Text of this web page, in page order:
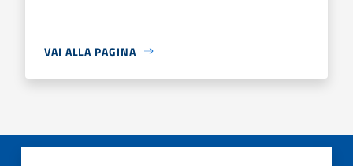
VAI ALLA PAGINA